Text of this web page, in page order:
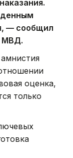
— сообщил
МВД.
оценка,
только